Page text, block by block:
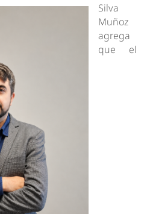
Silva
Muñoz
agrega
que el